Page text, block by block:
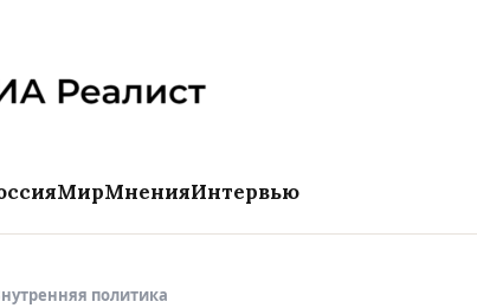
МирМненияИнтервью
политика